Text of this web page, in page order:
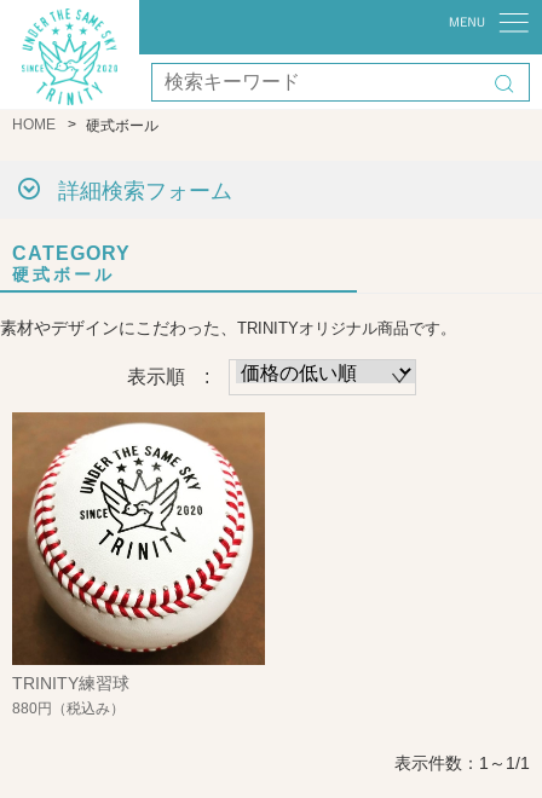
HOME 硬式ボール
詳細検索フォーム
CATEGORY
硬式ボール
素材やデザインにこだわった、 TRINITYオリジナル商品です。
表示順 :
TRINITY練習球
880円 （税込み）
表示件数：1～1/1